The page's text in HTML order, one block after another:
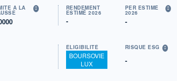
À LA RENDEMENT
ESTIMÉ 2026
-
PER ESTIMÉ
2026
-
ÉLIGIBILITÉ
BOURSOVIE
LUX
RISQUE ESG
-